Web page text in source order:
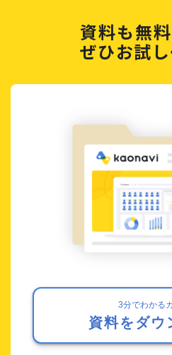
資料も無料
ぜひお試し
3分でわかる
資料をダウ